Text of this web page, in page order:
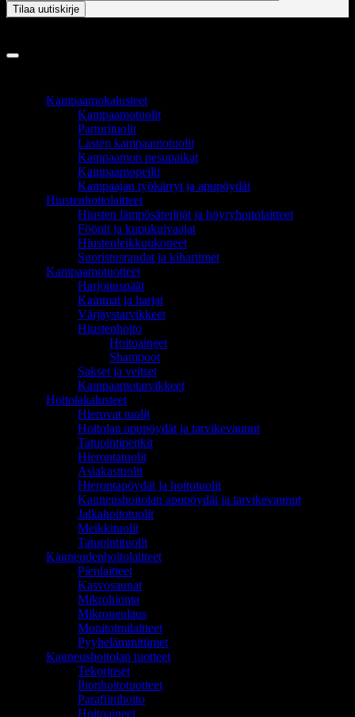
Kampaamokalusteet
Kampaamotuolit
Parturituolit
Lasten kampaamotuolit
Kampaamon pesupaikat
Kampaamopeilit
Kampaajan työkärryt ja apupöydät
Hiustenhoitolaitteet
Hiusten lämpösäteilijät ja höyryhoitolaitteet
Föönit ja kupukuivaajat
Hiustenleikkuukoneet
Suoristusraudat ja kihartimet
Kampaamotuotteet
Harjoituspäät
Kammat ja harjat
Värjäystarvikkeet
Hiustenhoito
Hoitoaineet
Shampoot
Sakset ja veitset
Kampaamotarvikkeet
Hoitolakalusteet
Hierovat tuolit
Hoitolan apupöydät ja tarvikevaunut
Tatuointipenkit
Hierontatuolit
Asiakastuolit
Hierontapöydät ja hoitotuolit
Kauneushoitolan apupöydät ja tarvikevaunut
Jalkahoitotuolit
Meikkituolit
Tatuointituolit
Kauneudenhoitolaitteet
Pienlaitteet
Kasvosaunat
Mikrohionta
Mikroneulaus
Monitoimilaitteet
Pyyhelämmittimet
Kauneushoitolan tuotteet
Tekoripset
Ihonhoitotuotteet
Parafiinihoito
Hoitoaineet